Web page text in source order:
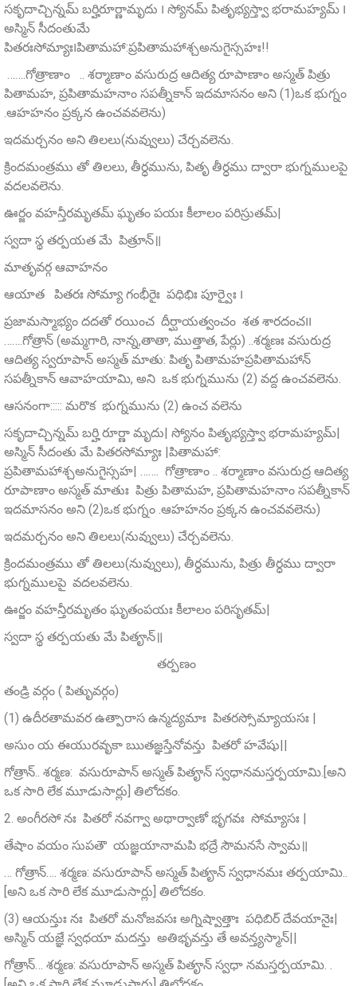
సకృదాచ్చిన్నమ్‌ బర్హిరూర్ణామృదు ౹ స్యోనమ్‌ పితృభ్యస్త్వా భరామహ్యమ్‌ ౹
అస్మిన్ సీదంతుమే
పితరఃసోమ్యాః౹పితామహా:ప్రపితామహాశ్చఅనుగైస్సహః!!
…….గోత్రాణాం .. శర్మాణాం వసురుద్ర ఆదిత్య రూపాణాం అస్మత్‌ పిత్రు
పితామహ, ప్రపితామహనాం సపత్నీకాన్ ఇదమాసనం అని (1)ఒక భుగ్నం
.ఆహహనం ప్రక్కన ఉంచవవలెను)
ఇదమర్చనం అని తిలలు(నువ్వులు) చేర్చవలెను.
క్రిందమంత్రము తో తిలలు, తీర్ధమును, పితృ తీర్ధము ద్వారా భుగ్నములపై
వదలవలెను.
ఊర్జం వహన్తీరమృతమ్‌ ఘృతం పయః కీలాలం పరిస్రుతమ్‌|
స్వదా స్థ తర్పయత మే పిత్రూన్‌॥
మాతృవర్గ ఆవాహనం
ఆయాత పితరః సోమ్యా గంభీరైః పధిభిః పూర్వైః ౹
ప్రజామస్మాభ్యం దదతో రయించ దీర్ఘాయత్వంచం శత శారదంచ౹౹
…….గోత్రాన్‌ (అమ్మగారి, నాన్న,తాతా, ముత్తాత, పేర్లు) ..శర్మణః వసురుద్ర
ఆదిత్య స్వరూపాన్‌ అస్మత్‌ మాతు: పితృ పితామహప్రపితామహాన్
సపత్నీకాన్ ఆవాహయామి, అని ఒక భుగ్నమును (2) వద్ద ఉంచవలెను.
ఆసనంగా::::: మరొక భుగ్నమును (2) ఉంచ వలెను
సకృదాచ్చిన్నమ్‌ బర్హి రూర్ణా మృదు| స్యోనం పితృభ్యస్త్వా భరామహ్యమ్‌|
అస్మిన్ సీదంతు మే పితరసోమ్యాః |పితామహా:
ప్రపితామహాశ్చఅనుగైస్సహ| ……. గోత్రాణాం .. శర్మాణాం వసురుద్ర ఆదిత్య
రూపాణాం అస్మత్‌ మాతుః పిత్రు పితామహ, ప్రపితామహనాం సపత్నీకాన్
ఇదమాసనం అని (2)ఒక భుగ్నం .ఆహహనం ప్రక్కన ఉంచవవలెను)
ఇదమర్చనం అని తిలలు(నువ్వులు) చేర్చవలెను.
క్రిందమంత్రము తో తిలలు(నువ్వులు), తీర్ధమును, పిత్రు తీర్ధము ద్వారా
భుగ్నములపై వదలవలెను.
ఊర్జం వహన్తీరమృతం ఘృతంపయః కీలాలం పరిసృతమ్‌|
స్వదా స్థ తర్పయతు మే పితౄన్‌॥
తర్పణం
తండ్రి వర్గం ( పితృువర్గం)
(1) ఉదీరతామవర ఉత్పారాస ఉన్మద్యమాః పితరస్సోమ్యాయసః |
అసుం య ఈయురవృకా ఋతజ్ఞస్తేనోవన్తు పితరో హవేషు||
గోత్రాన్.. శర్మణ: వసురూపాన్‌ అస్మత్‌ పితౄన్‌ స్వధానమస్తర్పయామి.[అని
ఒక సారి లేక మూడుసార్లు] తిలోదకం.
2. అంగీరసో నః పితరో నవగ్వా అథార్వాణో భృగవః సోమ్యాసః |
తేషాం వయం సుపతౌ యజ్ఞయానామపి భద్రే సౌమనసే స్వామ॥
… గోత్రాన్…. శర్మణ: వసురూపాన్‌ అస్మత్ పితౄన్‌ స్వధానమః తర్పయామి..
[అని ఒక సారి లేక మూడుసార్లు] తిలోదకం.
(3) ఆయన్తుః నః పితరో మనోజవసః అగ్నిష్వాత్తాః పధిబిర్ దేవయానైః|
అస్మిన్‌ యజ్ఞే స్వధయా మదన్తు అతిభృవన్తు తే అవన్త్యస్మాన్‌||
గోత్రాన్… శర్మణ: వసురూపాన్‌ అస్మత్ పితౄన్‌ స్వధా నమస్తర్పయామి. .